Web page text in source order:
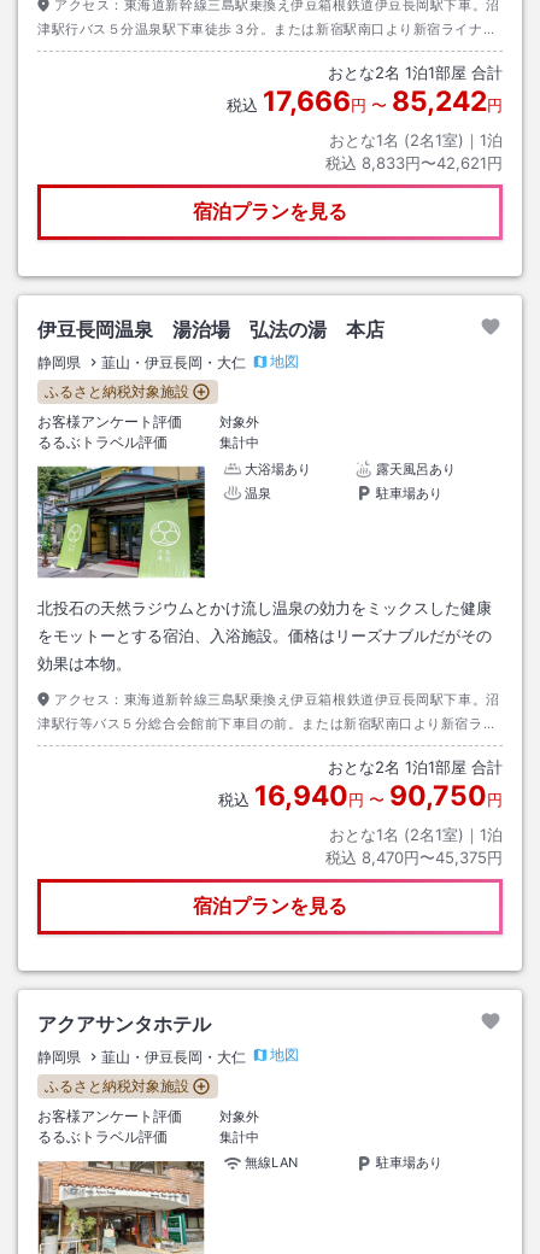
アクセス： 東海道新幹線三島駅乗換え伊豆箱根鉄道伊豆長岡駅下車。沼
津駅行バス５分温泉駅下車徒歩３分。または新宿駅南口より新宿ライナー
（バス）伊豆長岡パノラマパークまで直行バス約２時間半。往復４５００
おとな2名 1泊1部屋 合計
税込 17,666円 〜 85,242円
おとな1名 (2名1室)｜ 1泊
税込 8,833円〜42,621円
宿泊プランを見る
伊豆長岡温泉 湯治場 弘法の湯 本店
静岡県 韮山・伊豆長岡・大仁
地図
ふるさと納税対象施設
お客様アンケート評価
対象外
るるぶトラベル評価
集計中
大浴場あり
露天風呂あり
温泉
駐車場あり
北投石の天然ラジウムとかけ流し温泉の効力をミックスした健康
をモットーとする宿泊、入浴施設。価格はリーズナブルだがその
効果は本物。
アクセス： 東海道新幹線三島駅乗換え伊豆箱根鉄道伊豆長岡駅下車。沼
津駅行等バス５分総合会館前下車目の前。または新宿駅南口より新宿ライ
ナー（バス）伊豆長岡パノラマパークまで直行バス約２時間半。往復４５
おとな2名 1泊1部屋 合計
税込 16,940円 〜 90,750円
おとな1名 (2名1室)｜ 1泊
税込 8,470円〜45,375円
宿泊プランを見る
アクアサンタホテル
静岡県 韮山・伊豆長岡・大仁
地図
ふるさと納税対象施設
お客様アンケート評価
対象外
るるぶトラベル評価
集計中
無線LAN
駐車場あり